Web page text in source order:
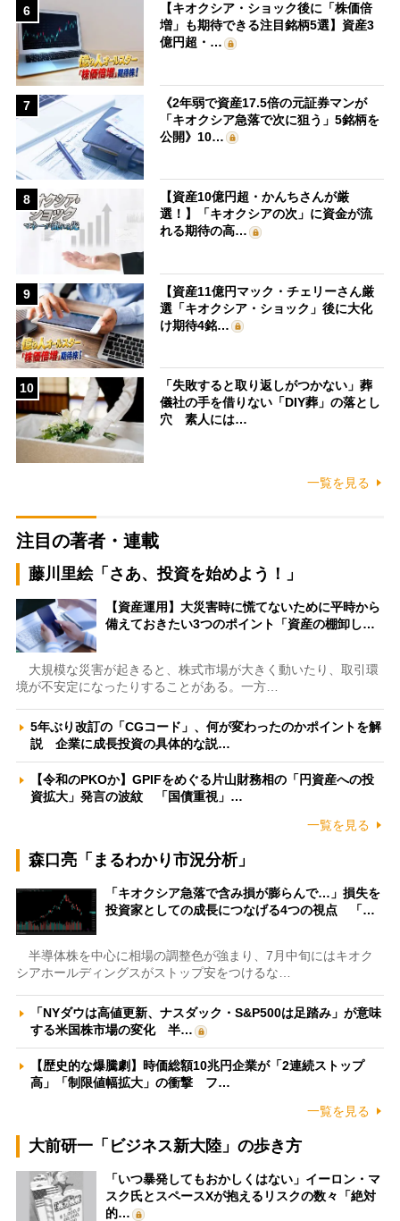
6
【キオクシア・ショック後に「株価倍
増」も期待できる注目銘柄5選】資産3
億円超・…
7
《2年弱で資産17.5倍の元証券マンが
「キオクシア急落で次に狙う」5銘柄を
公開》10…
8
【資産10億円超・かんちさんが厳
選！】「キオクシアの次」に資金が流
れる期待の高…
9
【資産11億円マック・チェリーさん厳
選「キオクシア・ショック」後に大化
け期待4銘…
10
「失敗すると取り返しがつかない」葬
儀社の手を借りない「DIY葬」の落とし
穴 素人には…
一覧を見る
注目の著者・連載
藤川里絵「さあ、投資を始めよう！」
【資産運用】大災害時に慌てないために平時から
備えておきたい3つのポイント「資産の棚卸し…
大規模な災害が起きると、株式市場が大きく動いたり、取引環
境が不安定になったりすることがある。一方…
5年ぶり改訂の「CGコード」、何が変わったのかポイントを解
説 企業に成長投資の具体的な説…
【令和のPKOか】GPIFをめぐる片山財務相の「円資産への投
資拡大」発言の波紋 「国債重視」…
一覧を見る
森口亮「まるわかり市況分析」
「キオクシア急落で含み損が膨らんで…」損失を
投資家としての成長につなげる4つの視点 「…
半導体株を中心に相場の調整色が強まり、7月中旬にはキオク
シアホールディングスがストップ安をつけるな…
「NYダウは高値更新、ナスダック・S&P500は足踏み」が意味
する米国株市場の変化 半…
【歴史的な爆騰劇】時価総額10兆円企業が「2連続ストップ
高」「制限値幅拡大」の衝撃 フ…
一覧を見る
大前研一「ビジネス新大陸」の歩き方
「いつ暴発してもおかしくはない」イーロン・マ
スク氏とスペースXが抱えるリスクの数々「絶対
的…